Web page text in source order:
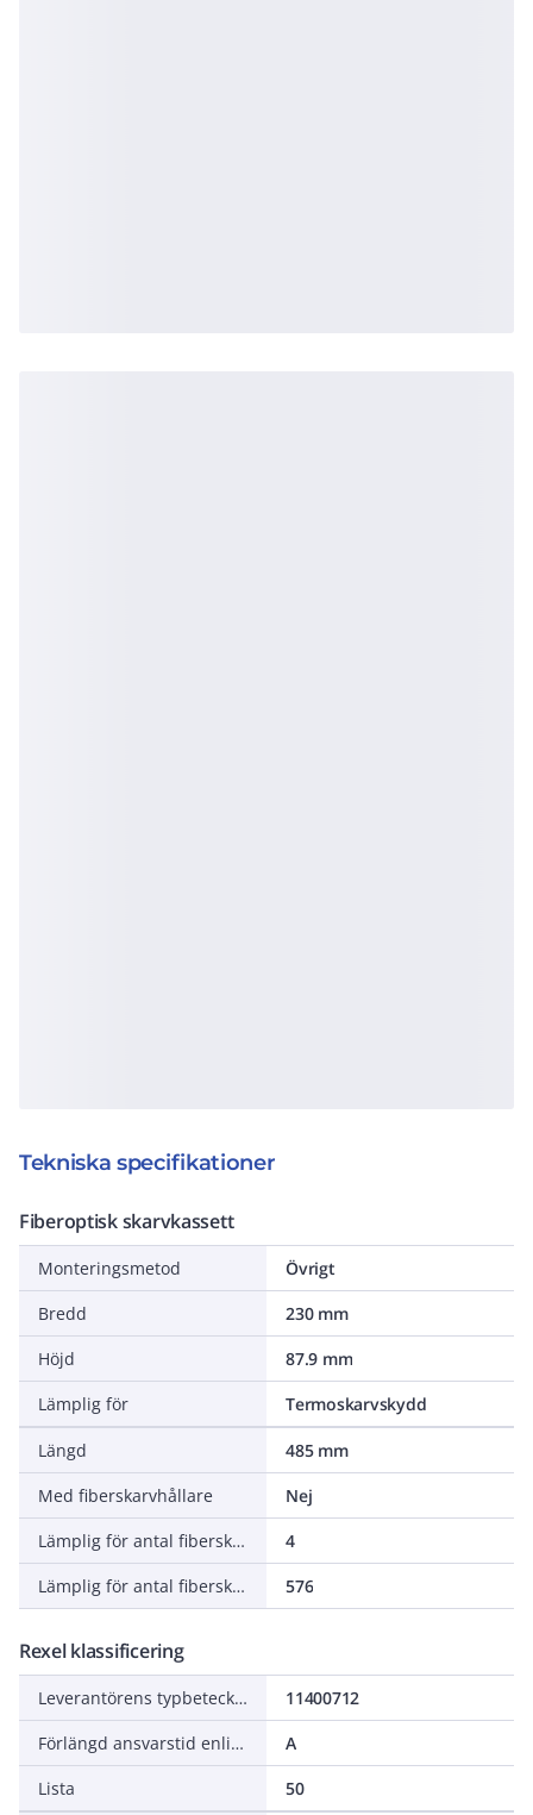
Tekniska specifikationer
Fiberoptisk skarvkassett
Monteringsmetod
Övrigt
Bredd
230 mm
Höjd
87.9 mm
Lämplig för
Termoskarvskydd
Längd
485 mm
Med fiberskarvhållare
Nej
Lämplig för antal fiberskarvhållare
4
Lämplig för antal fiberskarvar
576
Rexel klassificering
Leverantörens typbeteckning
11400712
Förlängd ansvarstid enligt ALEM-09
A
Lista
50